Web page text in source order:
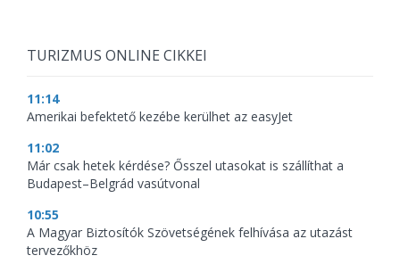
TURIZMUS ONLINE CIKKEI
11:14
Amerikai befektető kezébe kerülhet az easyJet
11:02
Már csak hetek kérdése? Ősszel utasokat is szállíthat a
Budapest–Belgrád vasútvonal
10:55
A Magyar Biztosítók Szövetségének felhívása az utazást
tervezőkhöz